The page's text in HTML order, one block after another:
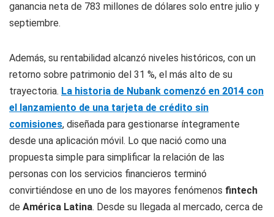
ganancia neta de 783 millones de dólares solo entre julio y
septiembre.
Además, su rentabilidad alcanzó niveles históricos, con un
retorno sobre patrimonio del 31 %, el más alto de su
trayectoria. La historia de Nubank comenzó en 2014 con
el lanzamiento de una tarjeta de crédito sin
comisiones, diseñada para gestionarse íntegramente
desde una aplicación móvil. Lo que nació como una
propuesta simple para simplificar la relación de las
personas con los servicios financieros terminó
convirtiéndose en uno de los mayores fenómenos fintech
de América Latina. Desde su llegada al mercado, cerca de